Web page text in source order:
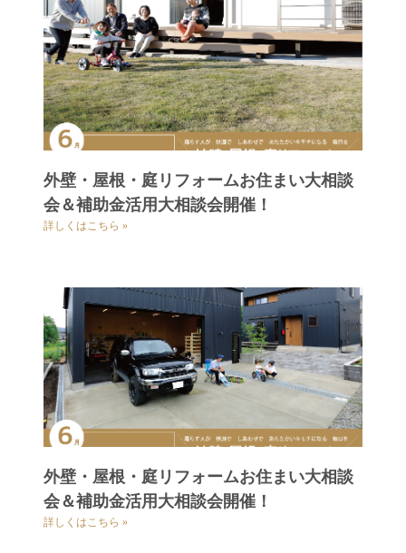
外壁・屋根・庭リフォームお住まい大相談
会＆補助金活用大相談会開催！
詳しくはこちら »
外壁・屋根・庭リフォームお住まい大相談
会＆補助金活用大相談会開催！
詳しくはこちら »